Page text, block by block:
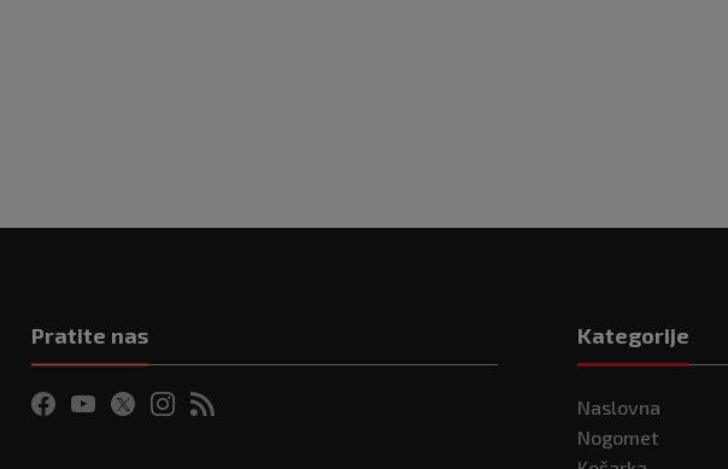
Pratite nas Kategorije
Naslovna
Nogomet